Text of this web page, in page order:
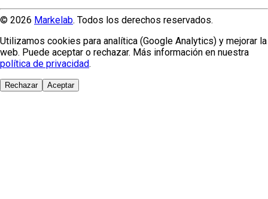
© 2026 Markelab. Todos los derechos reservados.
Utilizamos cookies para analítica (Google Analytics) y mejorar la
web. Puede aceptar o rechazar. Más información en nuestra
política de privacidad.
Rechazar Aceptar